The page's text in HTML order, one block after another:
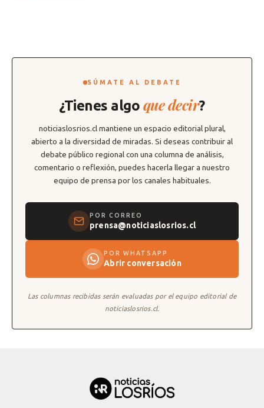
SÚMATE AL DEBATE
¿Tienes algo que decir?
noticiaslosrios.cl mantiene un espacio editorial plural,
abierto a la diversidad de miradas. Si deseas contribuir al
debate público regional con una columna de análisis,
comentario o reflexión, puedes hacerla llegar a nuestro
equipo de prensa por los canales habituales.
POR CORREO
prensa@noticiaslosrios.cl
POR WHATSAPP
Abrir conversación
Las columnas recibidas serán evaluadas por el equipo editorial de
noticiaslosrios.cl.